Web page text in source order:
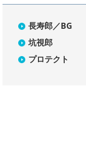
長寿郎／BG
坑視郎
プロテクト